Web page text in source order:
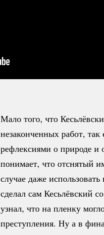
Мало того, что
незаконченных работ,
рефлексиями о природе и
понимает, что отснятый
случае даже
сделал сам Кесьлёвский
узнал, что на пленку
преступления. Ну а в